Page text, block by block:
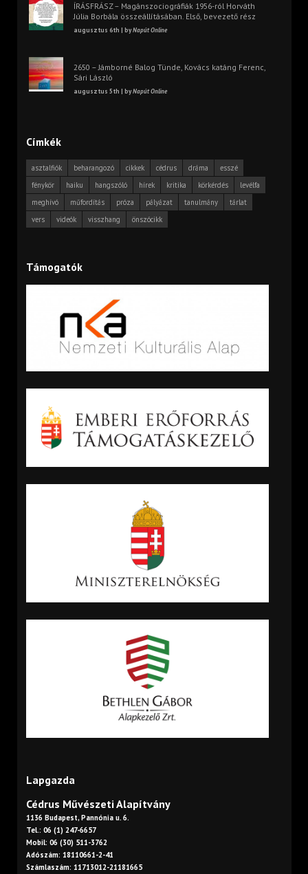
ÍRÁSFRÁSZ – Magánszociográfiák 1956-ról Horváth
Júlia Borbála összeállításában. Első, bevezető rész
augusztus 6th | byNapút Online
2650 – Jámborné Balog Tünde, Kovács katáng Ferenc,
Sári László
augusztus 5th | byNapút Online
Címkék
asztalfiók beharangozó cikkek cédrus dráma
esszé
fénykör
haiku hangszóló hírek kritika körkérdés
levélfa
meghívó
műfordítás próza pályázat tanulmány
tárlat
vers
videók visszhang önszócikk
Támogatók
Lapgazda
Cédrus Művészeti Alapítvány
1136 Budapest, Pannónia u. 6.
Tel.: 06 (1) 247-6657
Mobil: 06 (30) 511-3762
Adószám: 18110661-2-41
Számlaszám: 11713012-21181665